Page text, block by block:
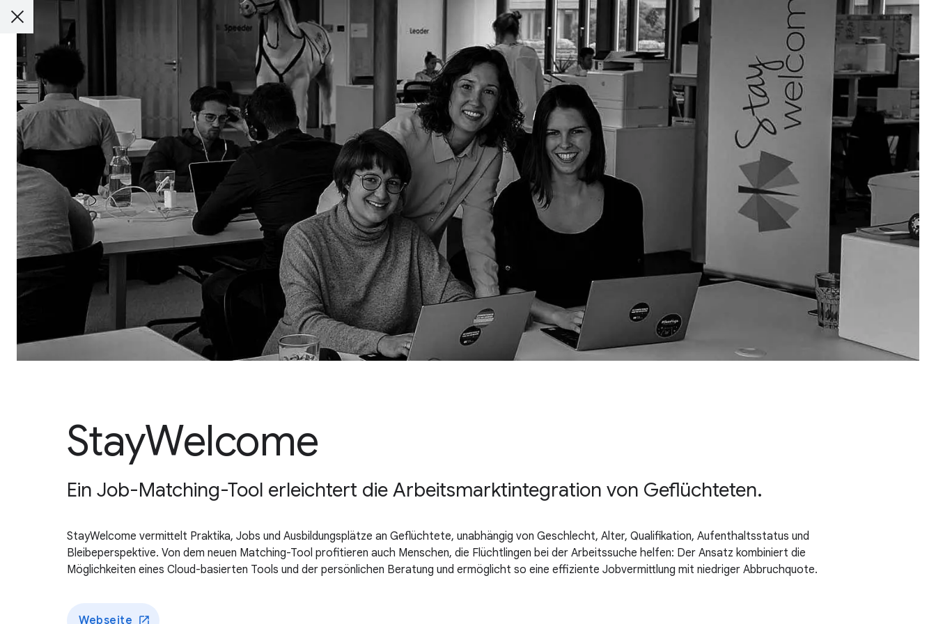
StayWelcome
Ein Job-Matching-Tool erleichtert die Arbeitsmarktintegration von Geflüchteten.
StayWelcome vermittelt Praktika, Jobs und Ausbildungsplätze an Geflüchtete, unabhängig von Geschlecht, Alter, Qualifikation, Aufenthaltsstatus und
Bleibeperspektive. Von dem neuen Matching-Tool profitieren auch Menschen, die Flüchtlingen bei der Arbeitssuche helfen: Der Ansatz kombiniert die
Möglichkeiten eines Cloud-basierten Tools und der persönlichen Beratung und ermöglicht so eine effiziente Jobvermittlung mit niedriger Abbruchquote.
Webseite